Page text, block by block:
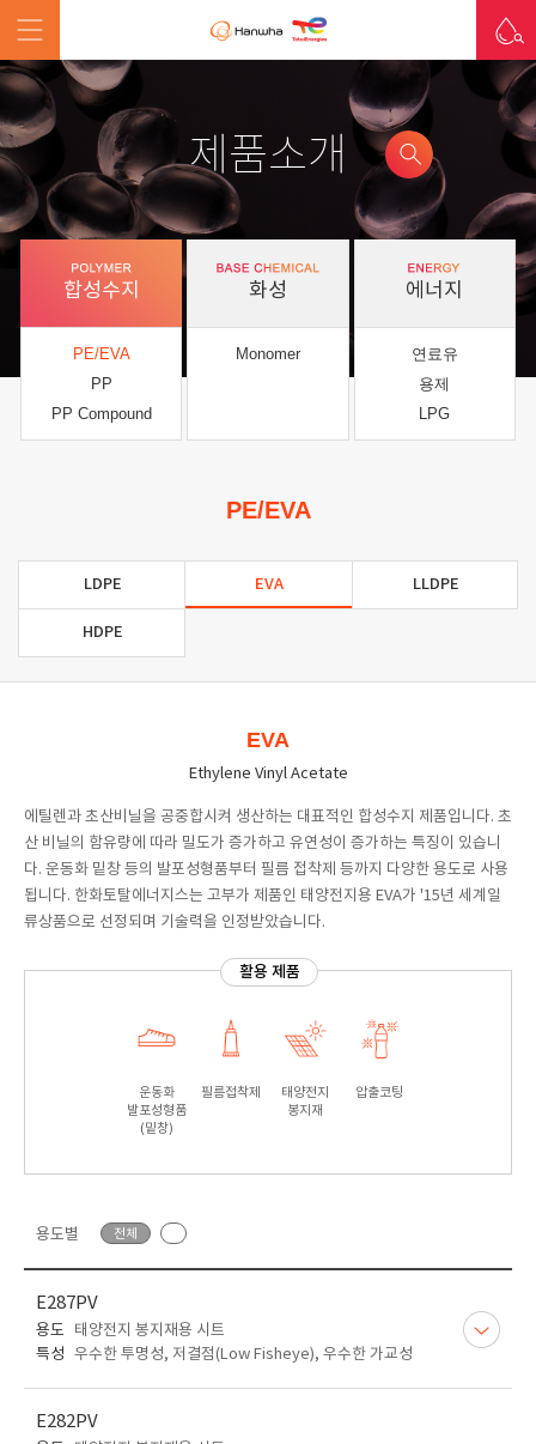
제품소개
합성수지
PE/EVA
PP
PP Compound
화성
Monomer
에너지
연료유
용제
LPG
PE/EVA
LDPE EVA LLDPE
HDPE
EVA
Ethylene Vinyl Acetate
에틸렌과 초산비닐을 공중합시켜 생산하는 대표적인 합성수지 제품입니다. 초
산 비닐의 함유량에 따라 밀도가 증가하고 유연성이 증가하는 특징이 있습니
다. 운동화 밑창 등의 발포성형품부터 필름 접착제 등까지 다양한 용도로 사용
됩니다. 한화토탈에너지스는 고부가 제품인 태양전지용 EVA가 '15년 세계일
류상품으로 선정되며 기술력을 인정받았습니다.
활용 제품
운동화
발포성형품
(밑창)
필름접착제
태양전지
봉지재
압출코팅
용도별 전체
E287PV
용도
태양전지 봉지재용 시트
특성 우수한 투명성, 저결점(Low Fisheye), 우수한 가교성
E282PV